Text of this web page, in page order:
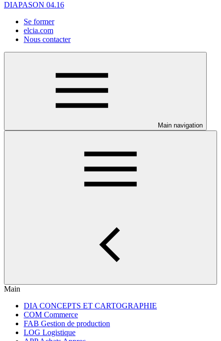
DIAPASON 04.16
Se former
elcia.com
Nous contacter
Main navigation
Main
DIA CONCEPTS ET CARTOGRAPHIE
COM Commerce
FAB Gestion de production
LOG Logistique